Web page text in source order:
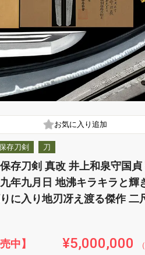
存刀剣 刀
存刀剣 真改 井上和泉守国貞
年九月日 地沸キラキラと輝
に入り地刃冴え渡る傑作 二
中】 ¥5,000,000